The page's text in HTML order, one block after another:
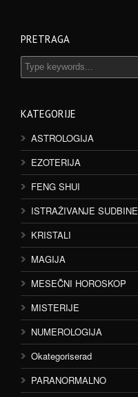
PRETRAGA
KATEGORIJE
ASTROLOGIJA
EZOTERIJA
FENG SHUI
ISTRAŽIVANJE SUDBINE
KRISTALI
MAGIJA
MESEČNI HOROSKOP
MISTERIJE
NUMEROLOGIJA
Okategoriserad
PARANORMALNO